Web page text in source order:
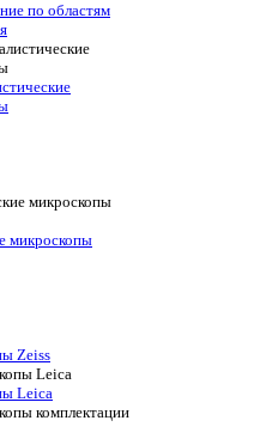
по областям
микроскопы
Zeiss
Leica